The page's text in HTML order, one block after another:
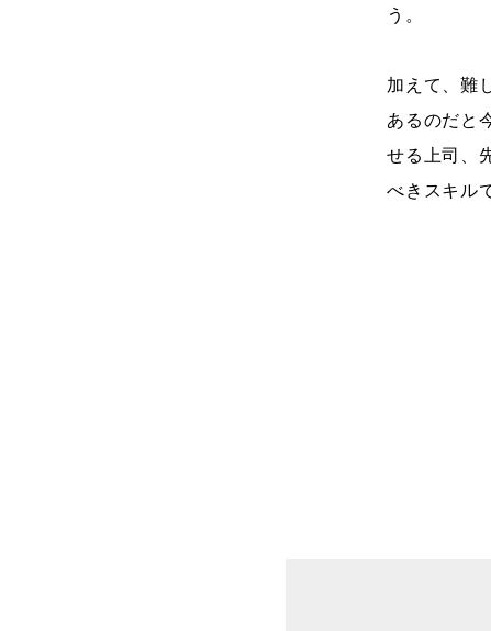
う。
加えて、難
あるのだと
せる上司、
べきスキル